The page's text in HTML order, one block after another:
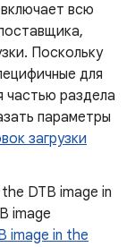
всю
Поскольку
для
частью раздела
параметры
загрузки
DTB image in
image
image in the